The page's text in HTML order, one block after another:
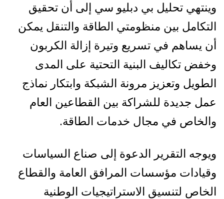
وينتهي تحليل بي دبليو سي إلى أن تحقيق
التكامل بين منظومتي الطاقة والتنقل يمكن
أن يساهم في تسريع وتيرة إزالة الكربون
وخفض تكاليف البنية التحتية على المدى
الطويل وتعزيز مرونة الشبكة وابتكار نماذج
عمل جديدة للشراكة بين القطاعين العام
والخاص في مجال خدمات الطاقة.
ويوجه التقرير الدعوة إلى صناع السياسات
وقيادات مؤسسات المرافق العامة والقطاع
الخاص لتنسيق الاستراتيجيات الوطنية